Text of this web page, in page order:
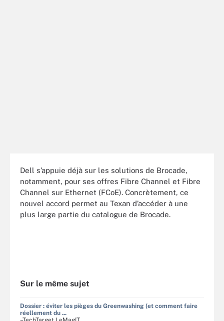
Dell s’appuie déjà sur les solutions de Brocade,
notamment, pour ses offres Fibre Channel et Fibre
Channel sur Ethernet (FCoE). Concrètement, ce
nouvel accord permet au Texan d’accéder à une
plus large partie du catalogue de Brocade.
Sur le même sujet
Dossier : éviter les pièges du Greenwashing (et comment faire
réellement du ...